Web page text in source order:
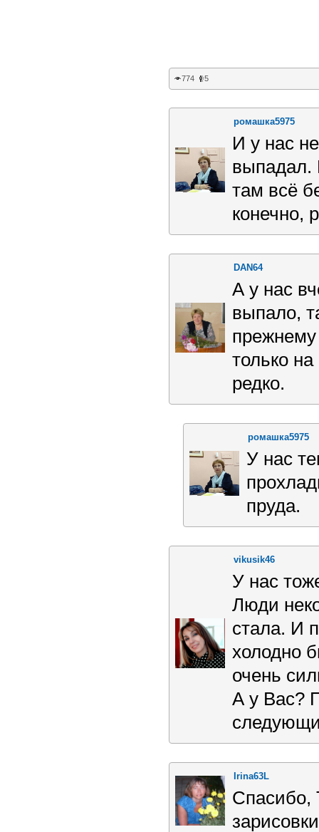
774 5
ромашка5975
И у нас
выпадал.
там всё
конечно,
DAN64
А у нас
выпало,
прежнему
только
редко.
ромашка5975
У нас
пруда.
vikusik46
У нас
Люди
стала. И
холодно
очень
А у Вас?
Irina63L
Спасибо,